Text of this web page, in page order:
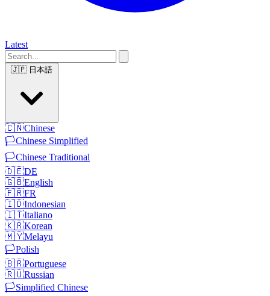
Latest
🇯🇵 日本語
🇨🇳Chinese
🏳️Chinese Simplified
🏳️Chinese Traditional
🇩🇪DE
🇬🇧English
🇫🇷FR
🇮🇩Indonesian
🇮🇹Italiano
🇰🇷Korean
🇲🇾Melayu
🏳️Polish
🇧🇷Portuguese
🇷🇺Russian
🏳️Simplified Chinese